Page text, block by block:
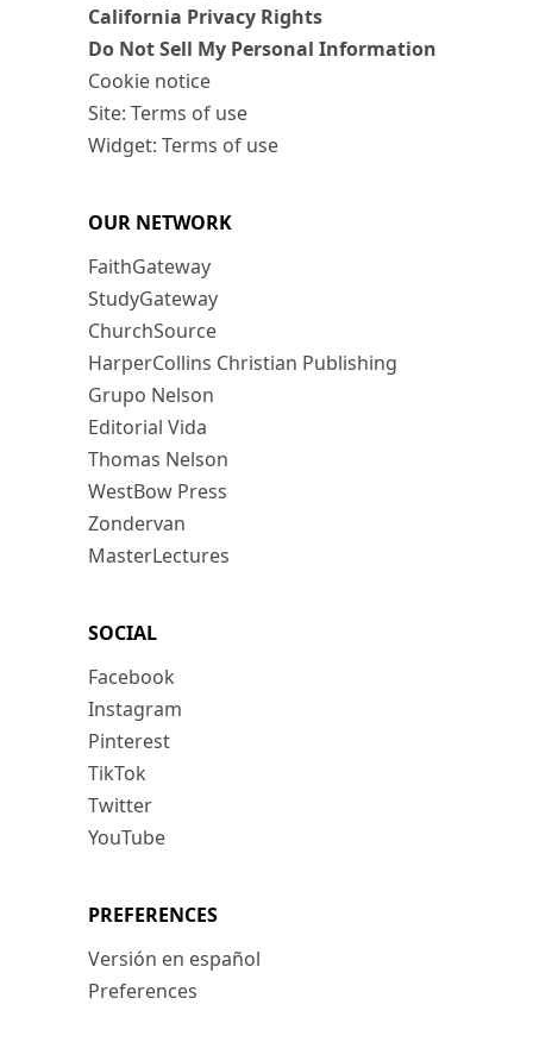
California Privacy Rights
Do Not Sell My Personal Information
Cookie notice
Site: Terms of use
Widget: Terms of use
OUR NETWORK
FaithGateway
StudyGateway
ChurchSource
HarperCollins Christian Publishing
Grupo Nelson
Editorial Vida
Thomas Nelson
WestBow Press
Zondervan
MasterLectures
SOCIAL
Facebook
Instagram
Pinterest
TikTok
Twitter
YouTube
PREFERENCES
Versión en español
Preferences